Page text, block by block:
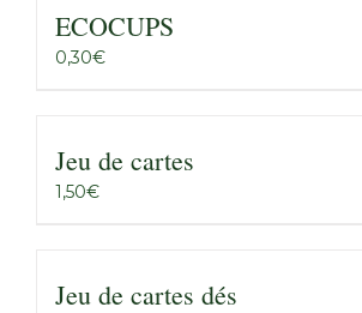
ECOCUPS
0,30€
Jeu de cartes
1,50€
Jeu de cartes dés